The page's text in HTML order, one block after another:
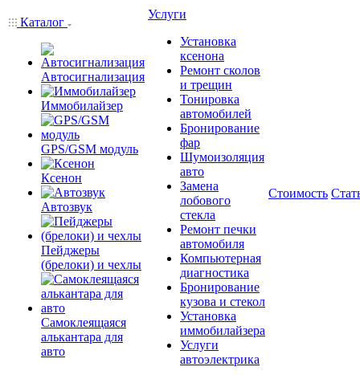
Каталог
Автосигнализация
Иммобилайзер
GPS/GSM модуль
Ксенон
Автозвук
Пейджеры
(брелоки) и чехлы
Самоклеящаяся
алькантара для
авто
Услуги
Установка
ксенона
Ремонт сколов
и трещин
Тонировка
автомобилей
Бронирование
фар
Шумоизоляция
авто
Замена
лобового
стекла
Ремонт печки
автомобиля
Компьютерная
диагностика
Бронирование
кузова и стекол
Установка
иммобилайзера
Услуги
автоэлектрика
Стоимость